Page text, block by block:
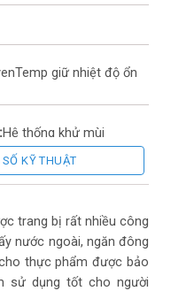
giữ nhiệt độ ổn
Hệ thống khử mùi
KỸ THUẬT
trang bị rất nhiều công
nước ngoài, ngăn đông
thực phẩm được bảo
sử dụng tốt cho người